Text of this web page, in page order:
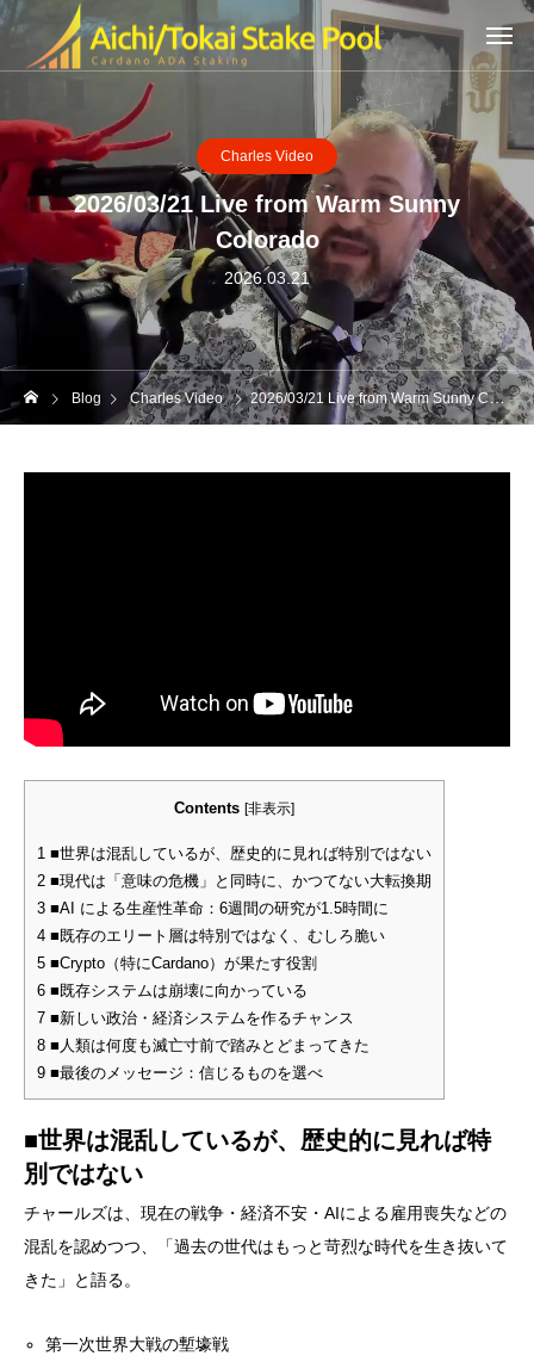
Charles Video
2026/03/21 Live from Warm Sunny
Colorado
2026.03.21
Blog Charles Video 2026/03/21 Live from Warm Sunny Colorado
Contents [非表示]
1 ■世界は混乱しているが、歴史的に見れば特別ではない
2 ■現代は「意味の危機」と同時に、かつてない大転換期
3 ■AI による生産性革命：6週間の研究が1.5時間に
4 ■既存のエリート層は特別ではなく、むしろ脆い
5 ■Crypto（特にCardano）が果たす役割
6 ■既存システムは崩壊に向かっている
7 ■新しい政治・経済システムを作るチャンス
8 ■人類は何度も滅亡寸前で踏みとどまってきた
9 ■最後のメッセージ：信じるものを選べ
■世界は混乱しているが、歴史的に見れば特
別ではない
チャールズは、現在の戦争・経済不安・AIによる雇用喪失などの
混乱を認めつつ、「過去の世代はもっと苛烈な時代を生き抜いて
きた」と語る。
第一次世界大戦の塹壕戦